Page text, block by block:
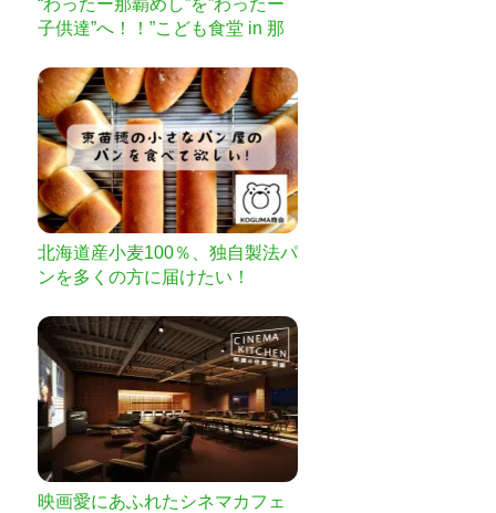
“わったー那覇めし”を”わったー
子供達”へ！！”こども食堂 in 那
北海道産小麦100％、独自製法パ
ンを多くの方に届けたい！
映画愛にあふれたシネマカフェ